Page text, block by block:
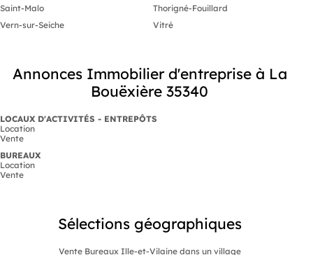
Saint-Malo
Thorigné-Fouillard
Vern-sur-Seiche
Vitré
Annonces Immobilier d'entreprise à La
Bouëxière 35340
LOCAUX D'ACTIVITÉS - ENTREPÔTS
Location
Vente
BUREAUX
Location
Vente
Sélections géographiques
Vente Bureaux Ille-et-Vilaine dans un village